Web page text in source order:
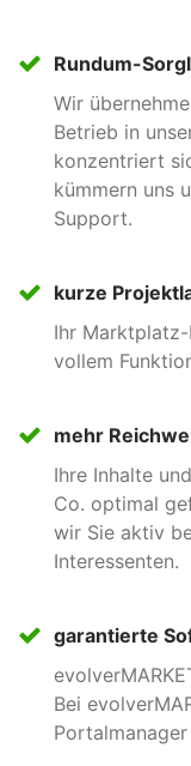
Kontingente
Bieten Sie Ihren
stärken Sie die
Gütesiegel
Stärken Sie das
individuelles
Exporte
Der komplette
können als
ihn z.B. in
Textbausteine
Rundum-
Wir
Betrieb in
konzentriert
kümmern uns
Support.
kurze
Ihr
vollem
mehr
Ihre Inhalte
Co. optimal
wir Sie aktiv
Interessenten.
garantierte
Bei